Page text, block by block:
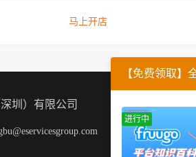
马上开店
圳）有限公司
【免费领取】
进行中